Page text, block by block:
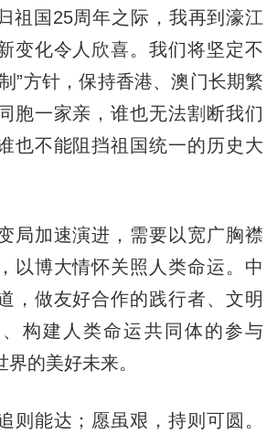
国25周年之际，我再到濠江
变化令人欣喜。我们将坚定不
”方针，保持香港、澳门长期繁
胞一家亲，谁也无法割断我们
也不能阻挡祖国统一的历史大
加速演进，需要以宽广胸襟
以博大情怀关照人类命运。中
，做友好合作的践行者、文明
构建人类命运共同体的参与
的美好未来。
能达；愿虽艰，持则可圆。